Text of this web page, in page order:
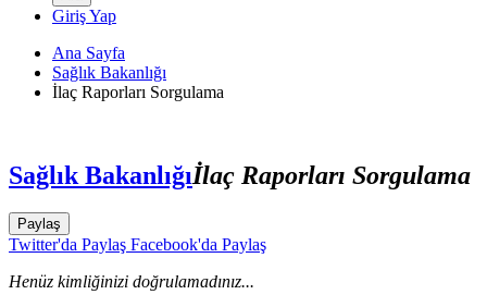
Giriş Yap
Ana Sayfa
Sağlık Bakanlığı
İlaç Raporları Sorgulama
Sağlık Bakanlığıİlaç Raporları Sorgulama
Paylaş
Twitter'da Paylaş Facebook'da Paylaş
Henüz kimliğinizi doğrulamadınız...